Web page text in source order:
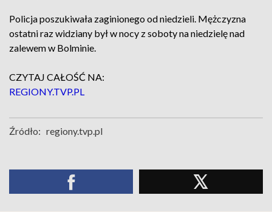
Policja poszukiwała zaginionego od niedzieli. Mężczyzna
ostatni raz widziany był w nocy z soboty na niedzielę nad
zalewem w Bolminie.
CZYTAJ CAŁOŚĆ NA:
REGIONY.TVP.PL
Źródło: regiony.tvp.pl